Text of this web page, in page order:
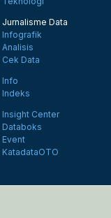
Jurnalisme Data
Infografik
Analisis
Cek Data
Info
Indeks
Insight Center
Databoks
Event
KatadataOTO